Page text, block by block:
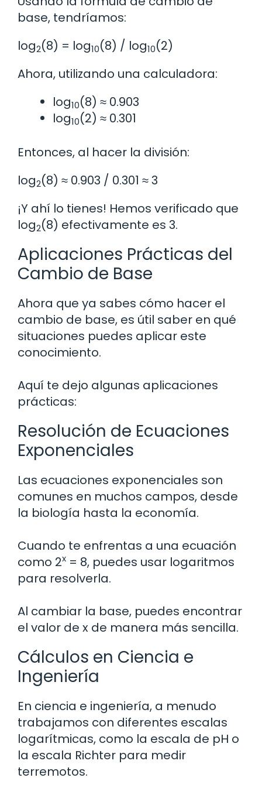
base, tendríamos:
log2(8) = log10(8) / log10(2)
Ahora, utilizando una calculadora:
log10(8) ≈ 0.903
log10(2) ≈ 0.301
Entonces, al hacer la división:
log2(8) ≈ 0.903 / 0.301 ≈ 3
¡Y ahí lo tienes! Hemos verificado que
log2(8) efectivamente es 3.
Aplicaciones Prácticas del
Cambio de Base
Ahora que ya sabes cómo hacer el
cambio de base, es útil saber en qué
situaciones puedes aplicar este
conocimiento.
Aquí te dejo algunas aplicaciones
prácticas:
Resolución de Ecuaciones
Exponenciales
Las ecuaciones exponenciales son
comunes en muchos campos, desde
la biología hasta la economía.
Cuando te enfrentas a una ecuación
como 2x = 8, puedes usar logaritmos
para resolverla.
Al cambiar la base, puedes encontrar
el valor de x de manera más sencilla.
Cálculos en Ciencia e
Ingeniería
En ciencia e ingeniería, a menudo
trabajamos con diferentes escalas
logarítmicas, como la escala de pH o
la escala Richter para medir
terremotos.